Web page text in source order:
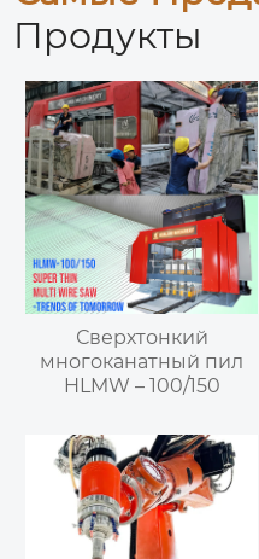
Продукты
Сверхтонкий
многоканатный пил
HLMW – 100/150